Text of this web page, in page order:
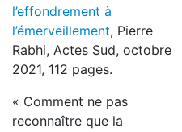
l’effondrement à
l’émerveillement, Pierre
Rabhi, Actes Sud, octobre
2021, 112 pages.
« Comment ne pas
reconnaître que la